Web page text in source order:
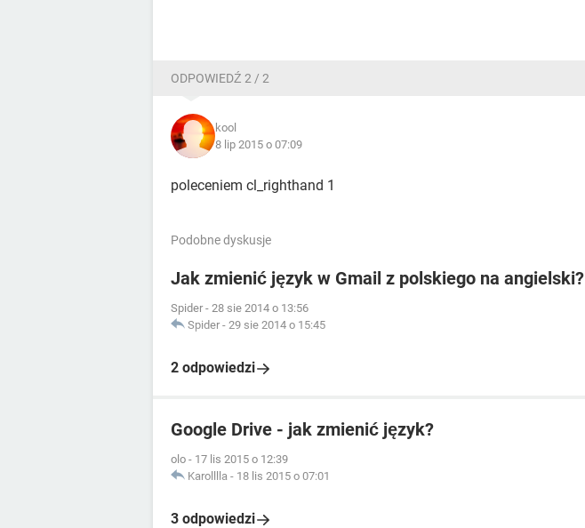
ODPOWIEDŹ 2 / 2
kool
8 lip 2015 o 07:09
poleceniem cl_righthand 1
Podobne dyskusje
Jak zmienić język w Gmail z polskiego na angielski?
Spider - 28 sie 2014 o 13:56
Spider - 29 sie 2014 o 15:45
2 odpowiedzi
Google Drive - jak zmienić język?
olo - 17 lis 2015 o 12:39
Karolllla - 18 lis 2015 o 07:01
3 odpowiedzi